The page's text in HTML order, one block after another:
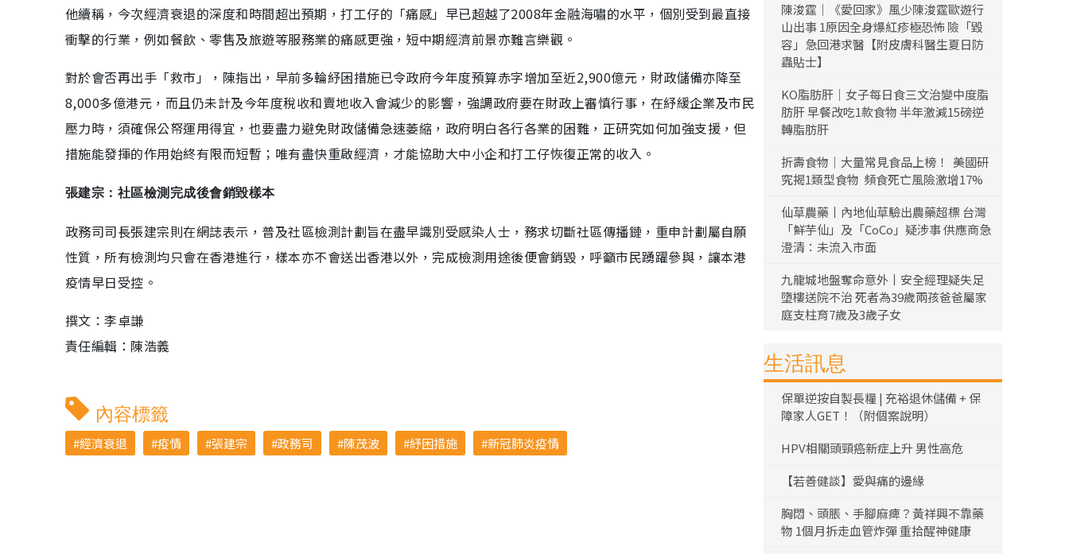
他續稱，今次經濟衰退的深度和時間超出預期，打工仔的「痛感」早已超越了2008年金融海嘯的水平，個別受到最直接
衝擊的行業，例如餐飲、零售及旅遊等服務業的痛感更強，短中期經濟前景亦難言樂觀。
對於會否再出手「救市」，陳指出，早前多輪紓困措施已令政府今年度預算赤字增加至近2,900億元，財政儲備亦降至
8,000多億港元，而且仍未計及今年度稅收和賣地收入會減少的影響，強調政府要在財政上審慎行事，在紓緩企業及市民
壓力時，須確保公帑運用得宜，也要盡力避免財政儲備急速萎縮，政府明白各行各業的困難，正研究如何加強支援，但
措施能發揮的作用始終有限而短暫；唯有盡快重啟經濟，才能協助大中小企和打工仔恢復正常的收入。
張建宗：社區檢測完成後會銷毀樣本
政務司司長張建宗則在網誌表示，普及社區檢測計劃旨在盡早識別受感染人士，務求切斷社區傳播鏈，重申計劃屬自願
性質，所有檢測均只會在香港進行，樣本亦不會送出香港以外，完成檢測用途後便會銷毀，呼籲市民踴躍參與，讓本港
疫情早日受控。
撰文：李卓謙
責任編輯：陳浩義
內容標籤
經濟衰退 疫情 張建宗 政務司 陳茂波 紓困措施 新冠肺炎疫情
陳浚霆｜《愛回家》風少陳浚霆歐遊行
山出事 1原因全身爆紅疹極恐怖 險「毀
容」急回港求醫【附皮膚科醫生夏日防
蟲貼士】
KO脂肪肝｜女子每日食三文治變中度脂
肪肝 早餐改吃1款食物 半年激減15磅逆
轉脂肪肝
折壽食物｜大量常見食品上榜！ 美國研
究揭1類型食物 頻食死亡風險激增17%
仙草農藥丨內地仙草驗出農藥超標 台灣
「鮮芋仙」及「CoCo」疑涉事 供應商急
澄清：未流入市面
九龍城地盤奪命意外丨安全經理疑失足
墮樓送院不治 死者為39歲兩孩爸爸屬家
庭支柱育7歲及3歲子女
生活訊息
保單逆按自製長糧 | 充裕退休儲備 + 保
障家人GET！（附個案說明）
HPV相關頭頸癌新症上升 男性高危
【若善健談】愛與痛的邊緣
胸悶、頭脹、手腳麻痺？黃祥興不靠藥
物 1個月拆走血管炸彈 重拾醒神健康